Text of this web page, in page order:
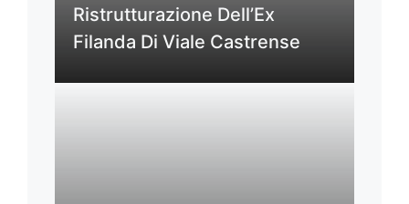
Ristrutturazione Dell’Ex
Filanda Di Viale Castrense